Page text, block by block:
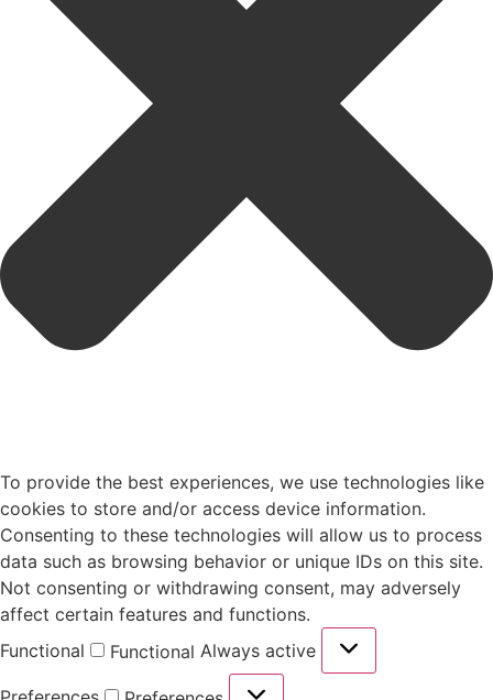
To provide the best experiences, we use technologies like
cookies to store and/or access device information.
Consenting to these technologies will allow us to process
data such as browsing behavior or unique IDs on this site.
Not consenting or withdrawing consent, may adversely
affect certain features and functions.
Functional
Functional Always active